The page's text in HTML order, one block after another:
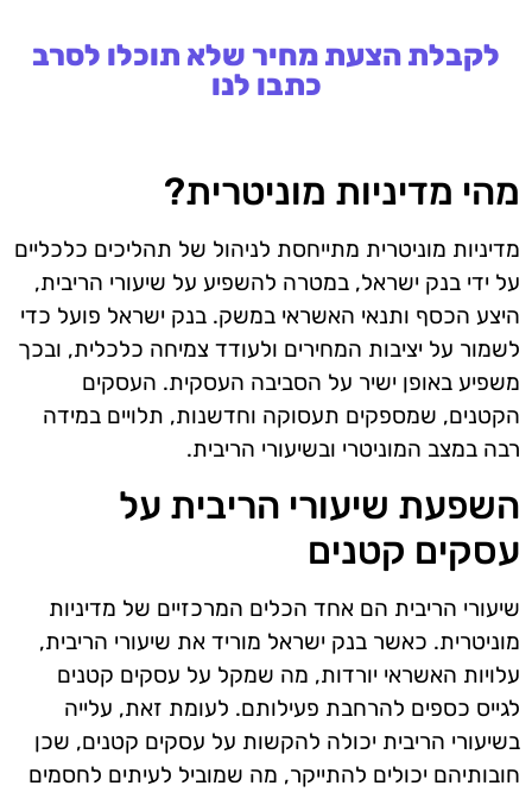
לקבלת הצעת מחיר שלא תוכלו לסרב
כתבו לנו
מהי מדיניות מוניטרית?
מדיניות מוניטרית מתייחסת לניהול של תהליכים כלכליים
על ידי בנק ישראל, במטרה להשפיע על שיעורי הריבית,
היצע הכסף ותנאי האשראי במשק. בנק ישראל פועל כדי
לשמור על יציבות המחירים ולעודד צמיחה כלכלית, ובכך
משפיע באופן ישיר על הסביבה העסקית. העסקים
הקטנים, שמספקים תעסוקה וחדשנות, תלויים במידה
רבה במצב המוניטרי ובשיעורי הריבית.
השפעת שיעורי הריבית על
עסקים קטנים
שיעורי הריבית הם אחד הכלים המרכזיים של מדיניות
מוניטרית. כאשר בנק ישראל מוריד את שיעורי הריבית,
עלויות האשראי יורדות, מה שמקל על עסקים קטנים
לגייס כספים להרחבת פעילותם. לעומת זאת, עלייה
בשיעורי הריבית יכולה להקשות על עסקים קטנים, שכן
חובותיהם יכולים להתייקר, מה שמוביל לעיתים לחסמים